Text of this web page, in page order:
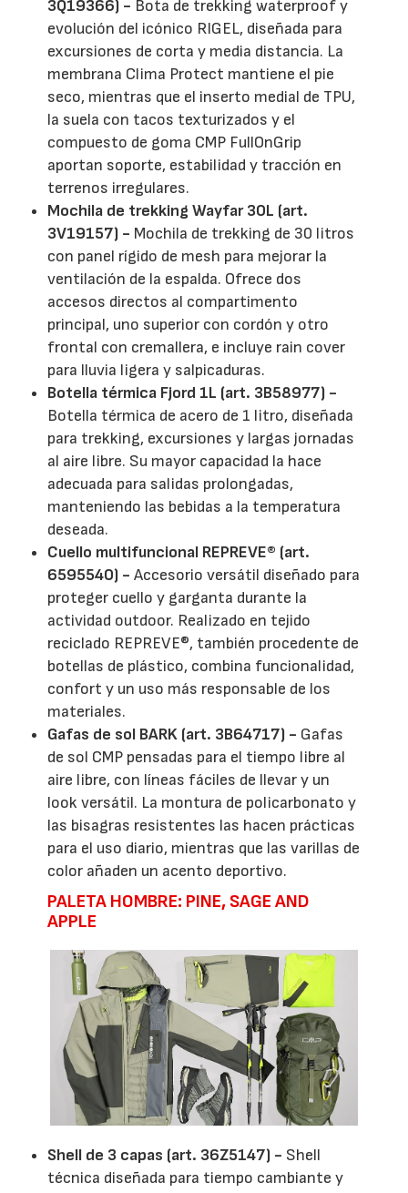
3Q19366) - Bota de trekking waterproof y
evolución del icónico RIGEL, diseñada para
excursiones de corta y media distancia. La
membrana Clima Protect mantiene el pie
seco, mientras que el inserto medial de TPU,
la suela con tacos texturizados y el
compuesto de goma CMP FullOnGrip
aportan soporte, estabilidad y tracción en
terrenos irregulares.
Mochila de trekking Wayfar 30L (art.
3V19157) - Mochila de trekking de 30 litros
con panel rígido de mesh para mejorar la
ventilación de la espalda. Ofrece dos
accesos directos al compartimento
principal, uno superior con cordón y otro
frontal con cremallera, e incluye rain cover
para lluvia ligera y salpicaduras.
Botella térmica Fjord 1L (art. 3B58977) -
Botella térmica de acero de 1 litro, diseñada
para trekking, excursiones y largas jornadas
al aire libre. Su mayor capacidad la hace
adecuada para salidas prolongadas,
manteniendo las bebidas a la temperatura
deseada.
Cuello multifuncional REPREVE® (art.
6595540) - Accesorio versátil diseñado para
proteger cuello y garganta durante la
actividad outdoor. Realizado en tejido
reciclado REPREVE®, también procedente de
botellas de plástico, combina funcionalidad,
confort y un uso más responsable de los
materiales.
Gafas de sol BARK (art. 3B64717) - Gafas
de sol CMP pensadas para el tiempo libre al
aire libre, con líneas fáciles de llevar y un
look versátil. La montura de policarbonato y
las bisagras resistentes las hacen prácticas
para el uso diario, mientras que las varillas de
color añaden un acento deportivo.
PALETA HOMBRE: PINE, SAGE AND
APPLE
Shell de 3 capas (art. 36Z5147) - Shell
técnica diseñada para tiempo cambiante y